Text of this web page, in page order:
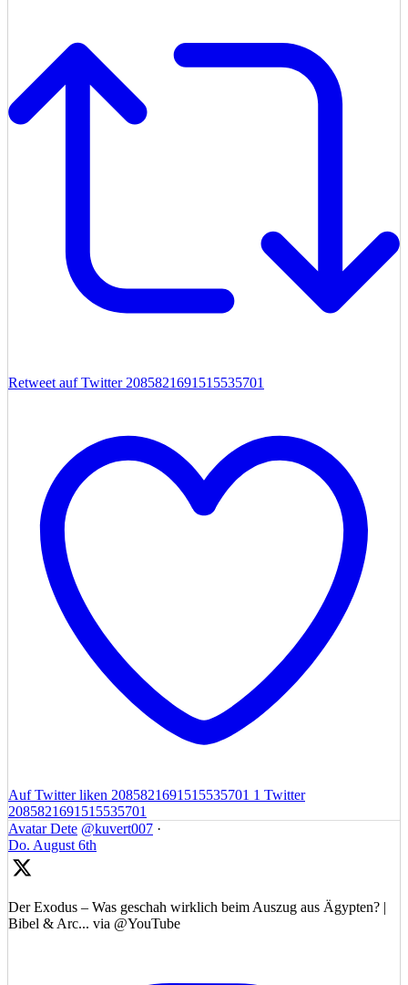
Retweet auf Twitter 2085821691515535701
Auf Twitter liken 2085821691515535701 1 Twitter
2085821691515535701
Avatar Dete @kuvert007 ·
Do. August 6th
Der Exodus – Was geschah wirklich beim Auszug aus Ägypten? |
Bibel & Arc... via @YouTube